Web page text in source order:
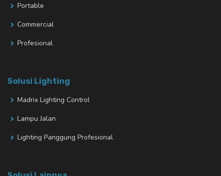
Portable
Commercial
Profesional
Solusi Lighting
Madrix Lighting Control
Lampu Jalan
Lighting Panggung Profesional